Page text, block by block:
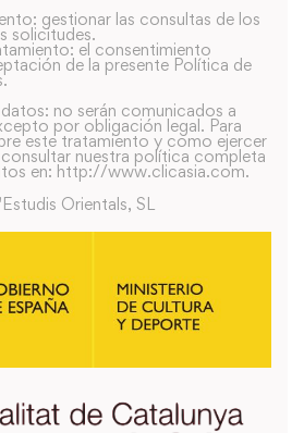
gestionar las consultas de los
solicitudes.
el consentimiento
de la presente Política de
no serán comunicados a
por obligación legal. Para
este tratamiento y como ejercer
nuestra política completa
en: http://www.clicasia.com.
Orientals, SL